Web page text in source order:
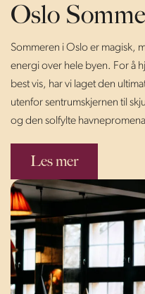
Oslo
Sommeren i Oslo er magisk,
energi over hele byen. For å
best vis, har vi laget den
utenfor sentrumskjernen til
og den solfylte
Les mer